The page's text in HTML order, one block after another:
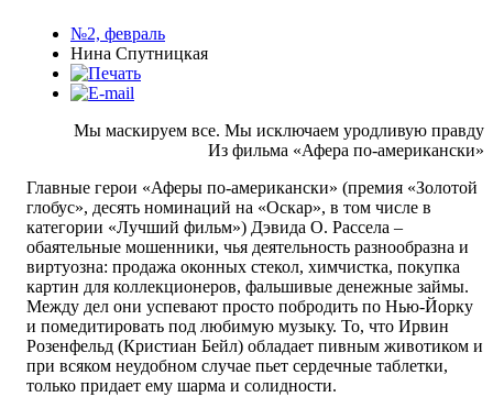
№2, февраль
Нина Спутницкая
Мы маскируем все. Мы исключаем уродливую правду
Из фильма «Афера по-американски»
Главные герои «Аферы по-американски» (премия «Золотой
глобус», десять номинаций на «Оскар», в том числе в
категории «Лучший фильм») Дэвида О. Рассела –
обаятельные мошенники, чья деятельность разнообразна и
виртуозна: продажа оконных стекол, химчистка, покупка
картин для коллекционеров, фальшивые денежные займы.
Между дел они успевают просто побродить по Нью-Йорку
и помедитировать под любимую музыку. То, что Ирвин
Розенфельд (Кристиан Бейл) обладает пивным животиком и
при всяком неудобном случае пьет сердечные таблетки,
только придает ему шарма и солидности.